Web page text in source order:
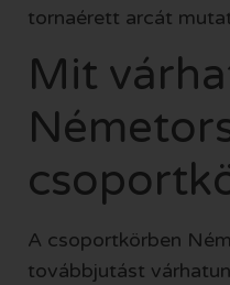
tornaérett arcát
Mit
A csoportkörben
továbbjutást